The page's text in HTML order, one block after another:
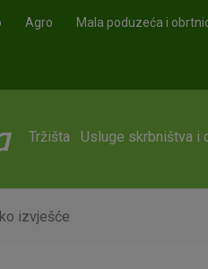
Agro Mala poduzeća i
Tržišta Usluge skrbništva i
izvješće